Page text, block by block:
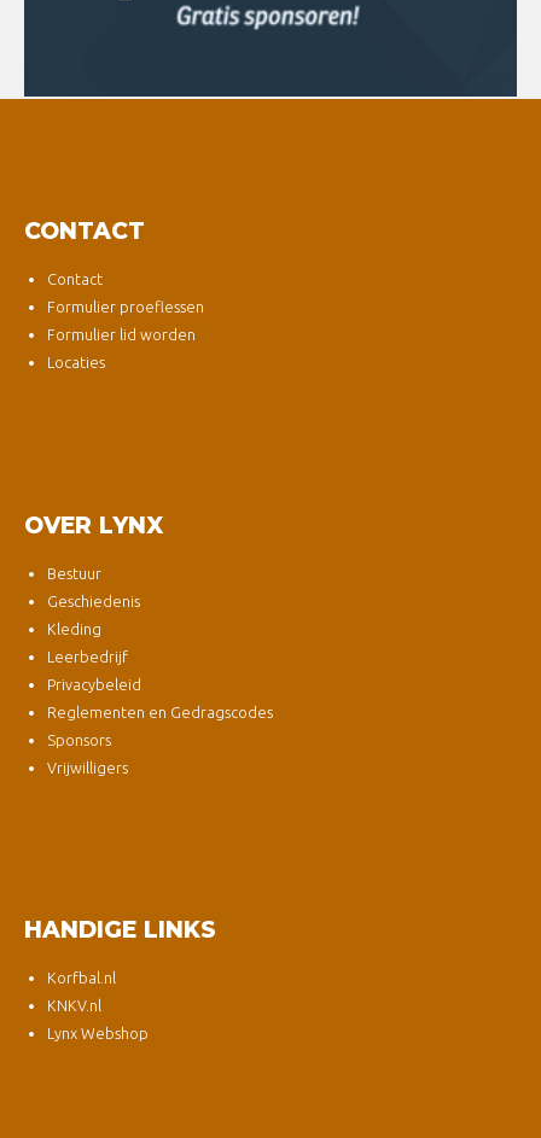
CONTACT
Contact
Formulier proeflessen
Formulier lid worden
Locaties
OVER LYNX
Bestuur
Geschiedenis
Kleding
Leerbedrijf
Privacybeleid
Reglementen en Gedragscodes
Sponsors
Vrijwilligers
HANDIGE LINKS
Korfbal.nl
KNKV.nl
Lynx Webshop